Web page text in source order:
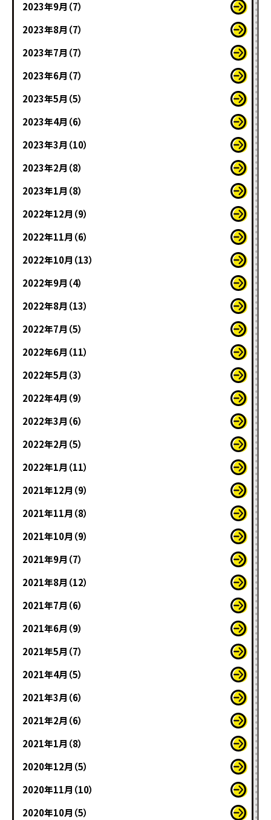
2023年9月（7）
2023年8月（7）
2023年7月（7）
2023年6月（7）
2023年5月（5）
2023年4月（6）
2023年3月（10）
2023年2月（8）
2023年1月（8）
2022年12月（9）
2022年11月（6）
2022年10月（13）
2022年9月（4）
2022年8月（13）
2022年7月（5）
2022年6月（11）
2022年5月（3）
2022年4月（9）
2022年3月（6）
2022年2月（5）
2022年1月（11）
2021年12月（9）
2021年11月（8）
2021年10月（9）
2021年9月（7）
2021年8月（12）
2021年7月（6）
2021年6月（9）
2021年5月（7）
2021年4月（5）
2021年3月（6）
2021年2月（6）
2021年1月（8）
2020年12月（5）
2020年11月（10）
2020年10月（5）